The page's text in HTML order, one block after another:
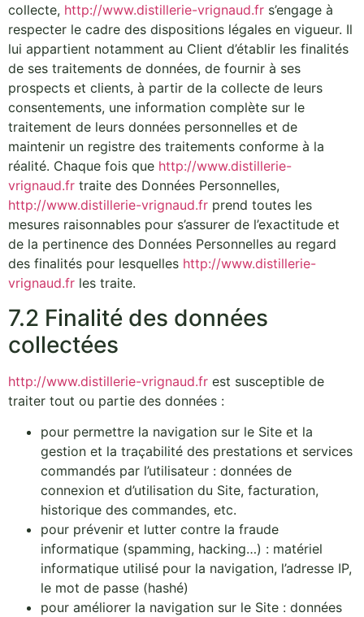
collecte, http://www.distillerie-vrignaud.fr s’engage à
respecter le cadre des dispositions légales en vigueur. Il
lui appartient notamment au Client d’établir les finalités
de ses traitements de données, de fournir à ses
prospects et clients, à partir de la collecte de leurs
consentements, une information complète sur le
traitement de leurs données personnelles et de
maintenir un registre des traitements conforme à la
réalité. Chaque fois que http://www.distillerie-
vrignaud.fr traite des Données Personnelles,
http://www.distillerie-vrignaud.fr prend toutes les
mesures raisonnables pour s’assurer de l’exactitude et
de la pertinence des Données Personnelles au regard
des finalités pour lesquelles http://www.distillerie-
vrignaud.fr les traite.
7.2 Finalité des données
collectées
http://www.distillerie-vrignaud.fr est susceptible de
traiter tout ou partie des données :
pour permettre la navigation sur le Site et la
gestion et la traçabilité des prestations et services
commandés par l’utilisateur : données de
connexion et d’utilisation du Site, facturation,
historique des commandes, etc.
pour prévenir et lutter contre la fraude
informatique (spamming, hacking…) : matériel
informatique utilisé pour la navigation, l’adresse IP,
le mot de passe (hashé)
pour améliorer la navigation sur le Site : données